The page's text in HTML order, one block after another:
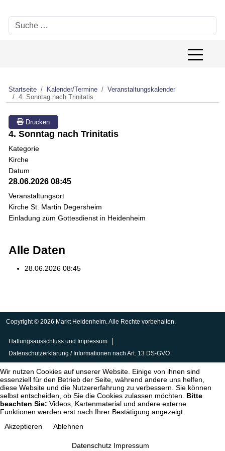
Suchen
Off-
Startseite Kalender/Termine
Veranstaltungskalender
4. Sonntag nach Trinitatis
Drucken
4. Sonntag nach Trinitatis
Kategorie
Kirche
Datum
28.06.2026 08:45
Veranstaltungsort
Kirche St. Martin Degersheim
Einladung zum Gottesdienst in Heidenheim
Alle Daten
28.06.2026 08:45
Copyright © 2026 Markt Heidenheim. Alle Rechte vorbehalten.
Haftungsausschluss und Impressum
Datenschutzerklärung / Informationen nach Art. 13 DS-GVO
Wir nutzen Cookies auf unserer Website. Einige von ihnen sind
essenziell für den Betrieb der Seite, während andere uns helfen,
diese Website und die Nutzererfahrung zu verbessern. Sie können
selbst entscheiden, ob Sie die Cookies zulassen möchten. Bitte
beachten Sie: Videos, Kartenmaterial und andere externe
Funktionen werden erst nach Ihrer Bestätigung angezeigt.
Akzeptieren
Ablehnen
Datenschutz Impressum